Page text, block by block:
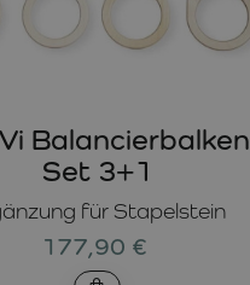
für Stapelstein
Balancierbalken
Set 3+1
177,90 €